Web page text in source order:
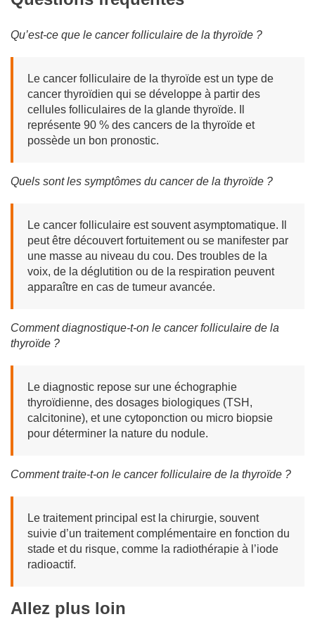
Qu’est-ce que le cancer folliculaire de la thyroïde ?
Le cancer folliculaire de la thyroïde est un type de
cancer thyroïdien qui se développe à partir des
cellules folliculaires de la glande thyroïde. Il
représente 90 % des cancers de la thyroïde et
possède un bon pronostic.
Quels sont les symptômes du cancer de la thyroïde ?
Le cancer folliculaire est souvent asymptomatique. Il
peut être découvert fortuitement ou se manifester par
une masse au niveau du cou. Des troubles de la
voix, de la déglutition ou de la respiration peuvent
apparaître en cas de tumeur avancée.
Comment diagnostique-t-on le cancer folliculaire de la
thyroïde ?
Le diagnostic repose sur une échographie
thyroïdienne, des dosages biologiques (TSH,
calcitonine), et une cytoponction ou micro biopsie
pour déterminer la nature du nodule.
Comment traite-t-on le cancer folliculaire de la thyroïde ?
Le traitement principal est la chirurgie, souvent
suivie d’un traitement complémentaire en fonction du
stade et du risque, comme la radiothérapie à l’iode
radioactif.
Allez plus loin